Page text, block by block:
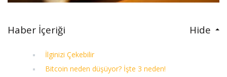
Haber İçeriği Hide
İlginizi Çekebilir
Bitcoin neden düşüyor? İşte 3 neden!